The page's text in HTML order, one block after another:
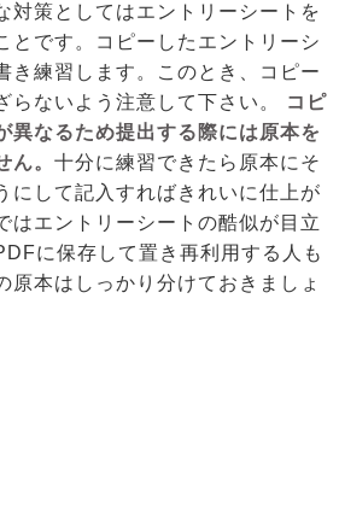
対策としてはエントリーシートを
とです。コピーしたエントリーシ
き練習します。このとき、コピー
らないよう注意して下さい。
コピ
異なるため提出する際には原本を
ん。 十分に練習できたら原本にそ
にして記入すればきれいに仕上が
はエントリーシートの酷似が目立
に保存して置き再利用する人も
原本はしっかり分けておきましょ